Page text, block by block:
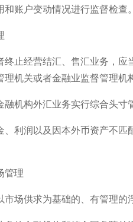
账户变动情况进行监督检查。
止经营结汇、售汇业务，应
机关或者金融业监督管理机
机构外汇业务实行综合头寸
利润以及因本外币资产不匹
管理
场供求为基础的、有管理的